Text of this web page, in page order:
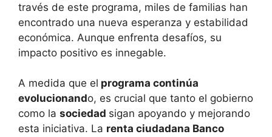
través de este programa, miles de familias han
encontrado una nueva esperanza y estabilidad
económica. Aunque enfrenta desafíos, su
impacto positivo es innegable.
A medida que el programa continúa
evolucionando, es crucial que tanto el gobierno
como la sociedad sigan apoyando y mejorando
esta iniciativa. La renta ciudadana Banco